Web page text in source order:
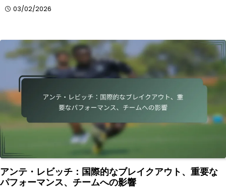
03/02/2026
アンテ・レビッチ：国際的なブレイクアウト、重要な
パフォーマンス、チームへの影響